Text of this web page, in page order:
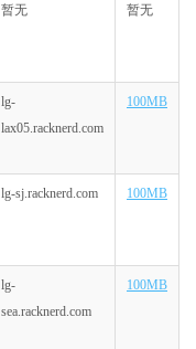
暂无 暂无
lg-
lax05.racknerd.com
100MB
lg-sj.racknerd.com 100MB
lg-
sea.racknerd.com
100MB